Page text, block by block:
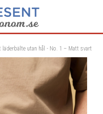
läderbälte utan hål - No. 1 – Matt svart